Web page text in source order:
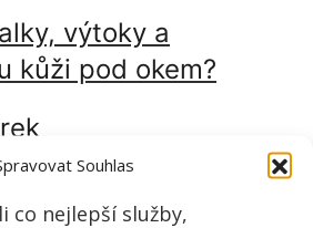
Souhlas
co nejlepší služby,
výtoky a
kůži pod okem?